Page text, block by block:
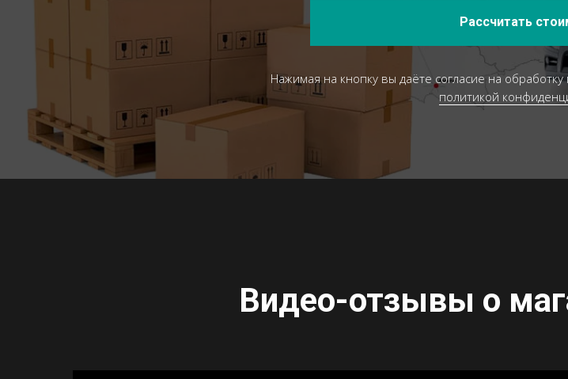
Рассчитать
Нажимая на кнопку вы даёте согласие на
политикой
Видео-отзывы о